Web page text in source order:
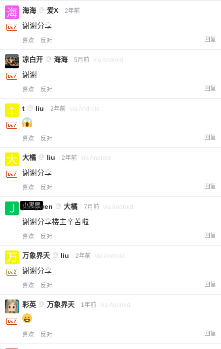
海海 @ 爱X 2年前
谢谢分享
喜欢 反对 回复
凉白开 @ 海海 5月前 via Android
谢谢
喜欢 反对 回复
t @ liu 2年前 via Android
喜欢 反对 回复
大橘 @ liu 2年前 via Android
谢谢分享
喜欢 反对 回复
小黑屋
jiangwen @ 大橘 7月前 via Android
谢谢分享楼主辛苦啦
喜欢 反对 回复
万象界天 @ liu 2年前 via Android
谢谢分享
喜欢 反对 回复
彩英 @ 万象界天 1年前 via Android
喜欢 反对 回复